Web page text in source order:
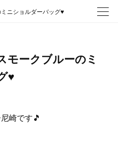
ニショルダーバッグ♥️
モークブルーのミ
♥️
崎です🎵